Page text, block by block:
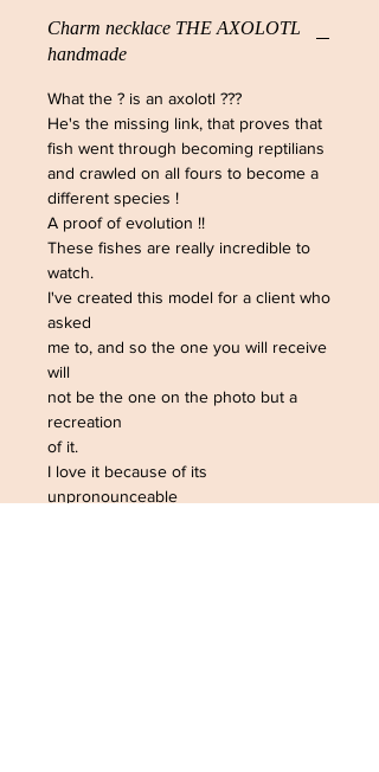
Charm necklace THE AXOLOTL
handmade
What the ? is an axolotl ???
He's the missing link, that proves that
fish went through becoming reptilians
and crawled on all fours to become a
different species !
A proof of evolution !!
These fishes are really incredible to
watch.
I've created this model for a client who
asked
me to, and so the one you will receive
will
not be the one on the photo but a
recreation
of it.
I love it because of its
unpronounceable